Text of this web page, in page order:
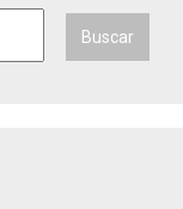
Buscar